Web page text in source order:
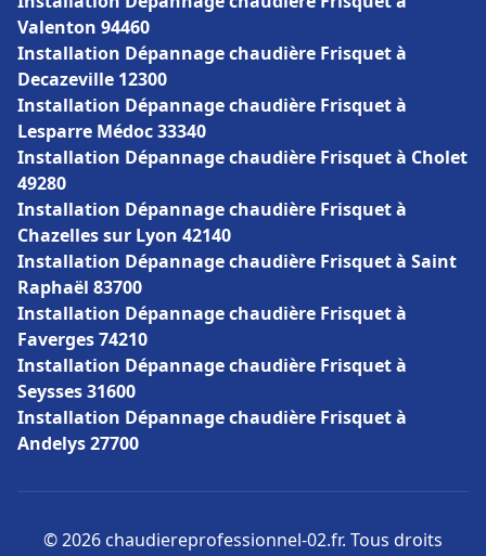
Valenton 94460
Installation Dépannage chaudière Frisquet à
Decazeville 12300
Installation Dépannage chaudière Frisquet à
Lesparre Médoc 33340
Installation Dépannage chaudière Frisquet à Cholet
49280
Installation Dépannage chaudière Frisquet à
Chazelles sur Lyon 42140
Installation Dépannage chaudière Frisquet à Saint
Raphaël 83700
Installation Dépannage chaudière Frisquet à
Faverges 74210
Installation Dépannage chaudière Frisquet à
Seysses 31600
Installation Dépannage chaudière Frisquet à
Andelys 27700
© 2026 chaudiereprofessionnel-02.fr. Tous droits